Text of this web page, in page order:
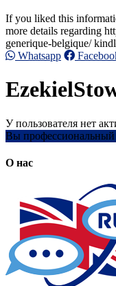
If you liked this
more details regarding
generique-belgique/
Whatsapp
У пользователя нет
Вы профессиональный
О нас